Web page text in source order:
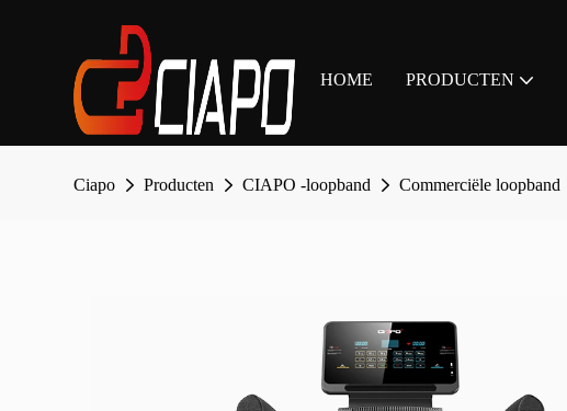
HOME PRODUCTEN
Ciapo Producten CIAPO -loopband Commerciële loopband